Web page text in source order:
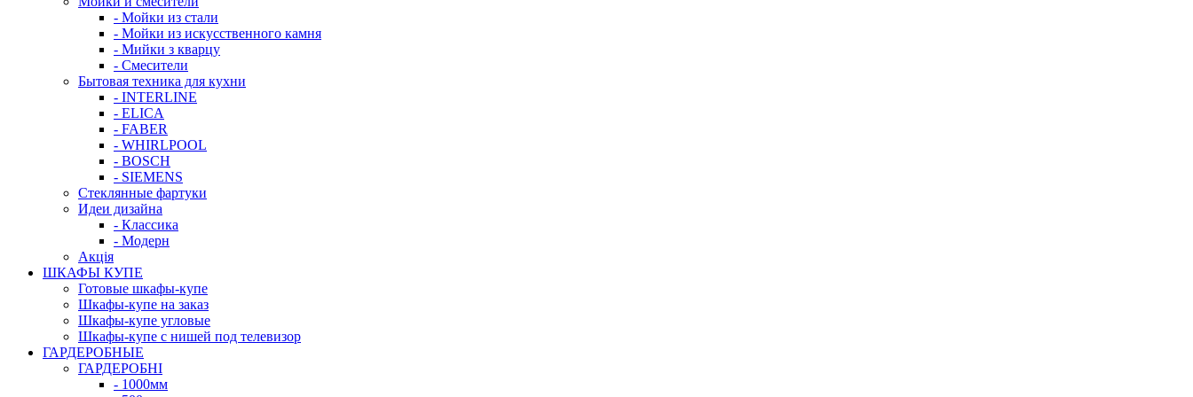
- Мойки из стали
- Мойки из искусственного камня
- Мийки з кварцу
- Смесители
Бытовая техника для кухни
- INTERLINE
- ELICA
- FABER
- WHIRLPOOL
- BOSCH
- SIEMENS
Стеклянные фартуки
Идеи дизайна
- Класcика
- Модерн
Акція
ШКАФЫ КУПЕ
Готовые шкафы-купе
Шкафы-купе на заказ
Шкафы-купе угловые
Шкафы-купе с нишей под телевизор
ГАРДЕРОБНЫЕ
ГАРДЕРОБНІ
- 1000мм